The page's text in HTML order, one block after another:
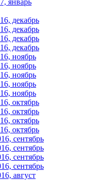
декабрь
декабрь
декабрь
декабрь
ноябрь
ноябрь
ноябрь
ноябрь
ноябрь
октябрь
октябрь
октябрь
октябрь
сентябрь
сентябрь
сентябрь
сентябрь
август